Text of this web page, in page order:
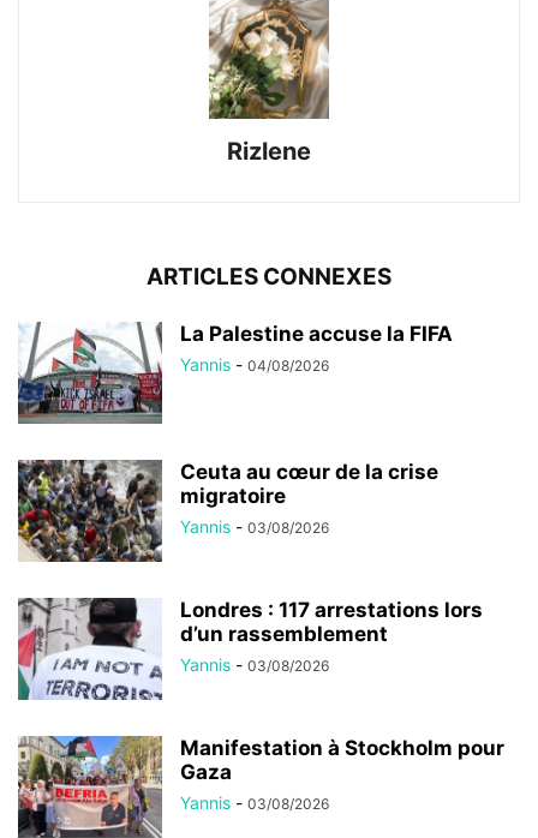
Rizlene
ARTICLES CONNEXES
La Palestine accuse la FIFA
Yannis - 04/08/2026
Ceuta au cœur de la crise
migratoire
Yannis - 03/08/2026
Londres : 117 arrestations lors
d’un rassemblement
Yannis - 03/08/2026
Manifestation à Stockholm pour
Gaza
Yannis - 03/08/2026